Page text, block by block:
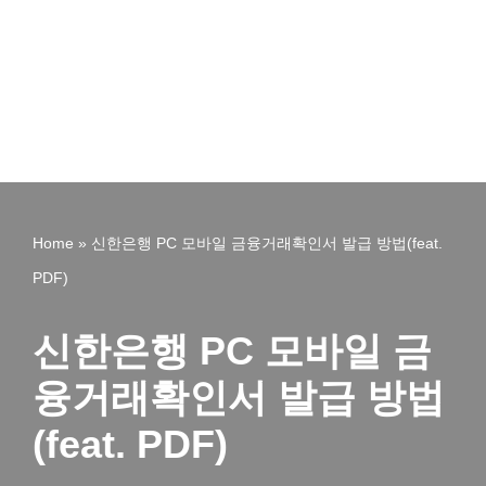
Home » 신한은행 PC 모바일 금융거래확인서 발급 방법(feat.
PDF)
신한은행 PC 모바일 금
융거래확인서 발급 방법
(feat. PDF)